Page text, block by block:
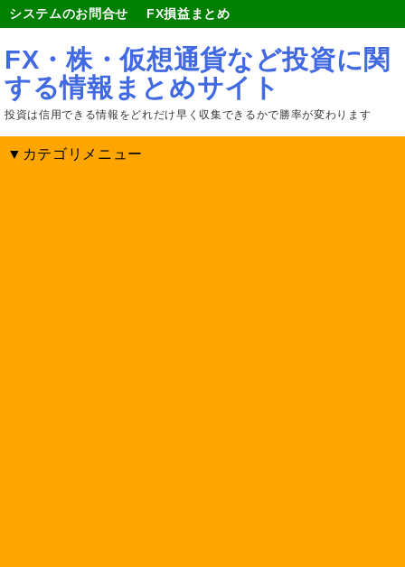
システムのお問合せ FX損益まとめ
FX・株・仮想通貨など投資に関
する情報まとめサイト
投資は信用できる情報をどれだけ早く収集できるかで勝率が変わります
▼カテゴリメニュー